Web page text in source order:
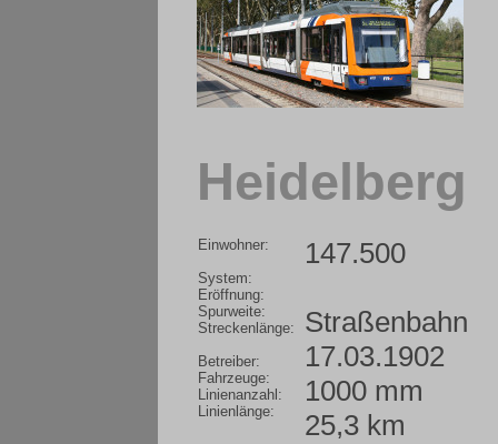
Heidelberg
Einwohner:
System:
Eröffnung:
Spurweite:
Streckenlänge:
Betreiber:
Fahrzeuge:
Linienanzahl:
Linienlänge:
147.500
Straßenbahn
17.03.1902
1000 mm
25,3 km